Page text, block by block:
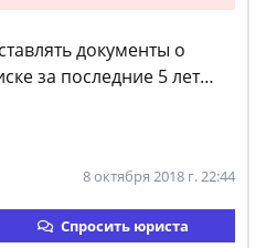
документы о
за последние 5 лет…
8 октября 2018 г. 22:44
Спросить юриста